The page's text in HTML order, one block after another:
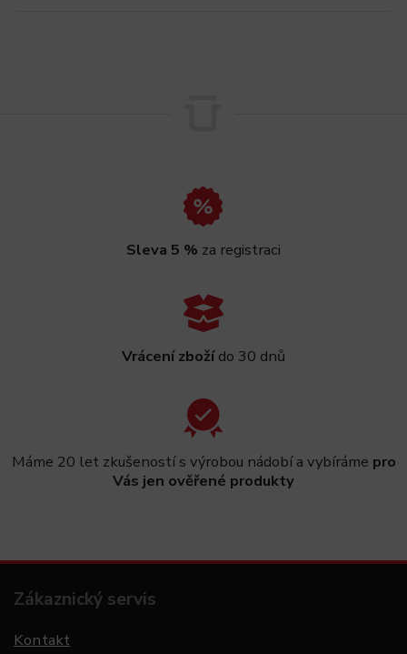
Sleva 5 % za registraci
Vrácení zbožído 30 dnů
Máme 20 let zkušeností s výrobou nádobí a vybíráme pro
Vás jen ověřené produkty
Zákaznický servis
Kontakt